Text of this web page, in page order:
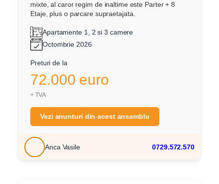
mixte, al caror regim de inaltime este Parter + 8
Etaje, plus o parcare supraetajata.
Apartamente 1, 2 si 3 camere
Octombrie 2026
Preturi de la
72.000 euro
+ TVA
Vezi anunturi din acest ansamblu
Anca Vasile 0729.572.570